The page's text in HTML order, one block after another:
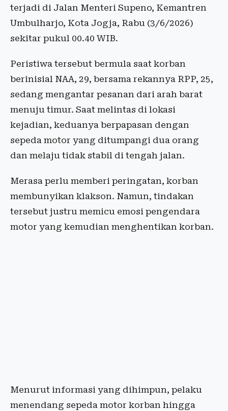
terjadi di Jalan Menteri Supeno, Kemantren
Umbulharjo, Kota Jogja, Rabu (3/6/2026)
sekitar pukul 00.40 WIB.
Peristiwa tersebut bermula saat korban
berinisial NAA, 29, bersama rekannya RPP, 25,
sedang mengantar pesanan dari arah barat
menuju timur. Saat melintas di lokasi
kejadian, keduanya berpapasan dengan
sepeda motor yang ditumpangi dua orang
dan melaju tidak stabil di tengah jalan.
Merasa perlu memberi peringatan, korban
membunyikan klakson. Namun, tindakan
tersebut justru memicu emosi pengendara
motor yang kemudian menghentikan korban.
Menurut informasi yang dihimpun, pelaku
menendang sepeda motor korban hingga